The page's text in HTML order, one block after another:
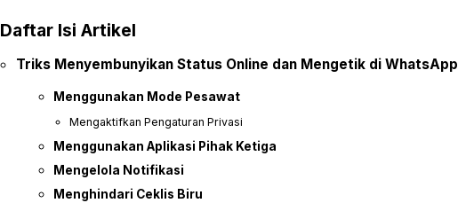
Daftar Isi Artikel
Triks Menyembunyikan Status Online dan Mengetik di WhatsApp
Menggunakan Mode Pesawat
Mengaktifkan Pengaturan Privasi
Menggunakan Aplikasi Pihak Ketiga
Mengelola Notifikasi
Menghindari Ceklis Biru